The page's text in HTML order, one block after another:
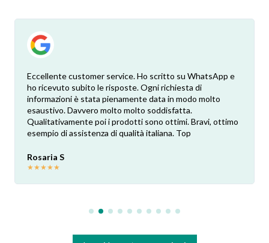
Eccellente customer service. Ho scritto su WhatsApp e
ho ricevuto subito le risposte. Ogni richiesta di
informazioni è stata pienamente data in modo molto
esaustivo. Davvero molto molto soddisfatta.
Qualitativamente poi i prodotti sono ottimi. Bravi, ottimo
esempio di assistenza di qualità italiana. Top
Rosaria S
★★★★★